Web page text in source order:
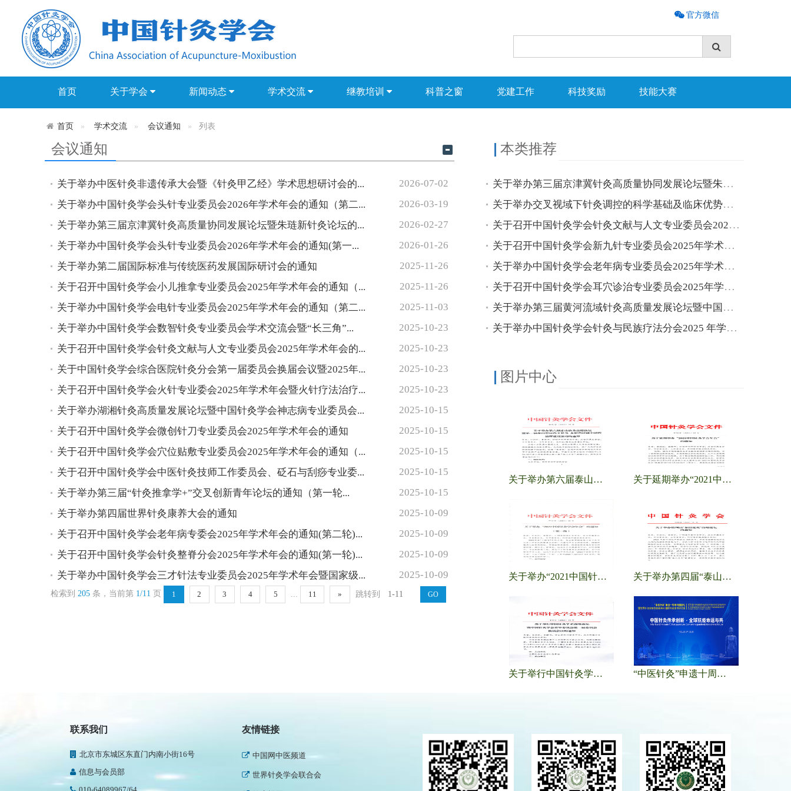
官方微信
首页 关于学会 新闻动态 学术交流 继教培训 科普之窗 党建工作 科技奖励 技能大赛
首页 学术交流 会议通知 列表
会议通知
关于举办中医针灸非遗传承大会暨《针灸甲乙经》学术思想研讨会的...
2026-07-02
关于举办中国针灸学会头针专业委员会2026年学术年会的通知（第二...
2026-03-19
关于举办第三届京津冀针灸高质量协同发展论坛暨朱琏新针灸论坛的...
2026-02-27
关于举办中国针灸学会头针专业委员会2026年学术年会的通知(第一...
2026-01-26
关于举办第二届国际标准与传统医药发展国际研讨会的通知
2025-11-26
关于召开中国针灸学会小儿推拿专业委员会2025年学术年会的通知（...
2025-11-26
关于举办中国针灸学会电针专业委员会2025年学术年会的通知（第二...
2025-11-03
关于举办中国针灸学会数智针灸专业委员会学术交流会暨“长三角”...
2025-10-23
关于召开中国针灸学会针灸文献与人文专业委员会2025年学术年会的...
2025-10-23
关于中国针灸学会综合医院针灸分会第一届委员会换届会议暨2025年...
2025-10-23
关于召开中国针灸学会火针专业委会2025年学术年会暨火针疗法治疗...
2025-10-23
关于举办湖湘针灸高质量发展论坛暨中国针灸学会神志病专业委员会...
2025-10-15
关于召开中国针灸学会微创针刀专业委员会2025年学术年会的通知
2025-10-15
关于召开中国针灸学会穴位贴敷专业委员会2025年学术年会的通知（...
2025-10-15
关于召开中国针灸学会中医针灸技师工作委员会、砭石与刮痧专业委...
2025-10-15
关于举办第三届“针灸推拿学+”交叉创新青年论坛的通知（第一轮...
2025-10-15
关于举办第四届世界针灸康养大会的通知
2025-10-09
关于召开中国针灸学会老年病专委会2025年学术年会的通知(第二轮)...
2025-10-09
关于召开中国针灸学会针灸整脊分会2025年学术年会的通知(第一轮)...
2025-10-09
关于举办中国针灸学会三才针法专业委员会2025年学术年会暨国家级...
2025-10-09
检索到205 条，当前第 1/11 页 1 2 3 4 5 11 » 跳转到
本类推荐
关于举办第三届京津冀针灸高质量协同发展论坛暨朱琏新针灸论坛的通知
关于举办交叉视域下针灸调控的科学基础及临床优势研讨会的补充通知
关于召开中国针灸学会针灸文献与人文专业委员会2025年学术年会的通知（第一轮）
关于召开中国针灸学会新九针专业委员会2025年学术年会的通知（第二轮）
关于举办中国针灸学会老年病专业委员会2025年学术年会的通知（第一轮）
关于召开中国针灸学会耳穴诊治专业委员会2025年学术年会暨河南省针灸学会耳穴诊治专业委员会2025年学术年会的通知（第一轮）
关于举办第三届黄河流域针灸高质量发展论坛暨中国针灸学会适宜技术推广专业委员会、疼痛专业委员会、综合医院针灸分会2025年学术年会的通知（第一轮）
关于举办中国针灸学会针灸与民族疗法分会2025 年学术年会的通知
图片中心
关于举办第六届泰山论灸高端论坛暨第三届泰山中医药文化节 泰好药区域中医药品牌建设活动的通知 关于延期举办“2021中国针灸学会年会”的通知
关于举办“2021中国针灸学会年会”的通知（第一轮） 关于举办第四届“泰山论灸”高端论坛的通知
关于举行中国针灸学术高峰论坛暨中国针灸学会青年委员会第一届委员会换届会议的通知 “中医针灸”申遗十周年特别活动暨世界针灸学会联合会2020国际针灸学术研讨会会议通知（第二轮）
联系我们
北京市东城区东直门内南小街16号
信息与会员部
友情链接
人民健康网
中国网中医频道
世界针灸学会联合会